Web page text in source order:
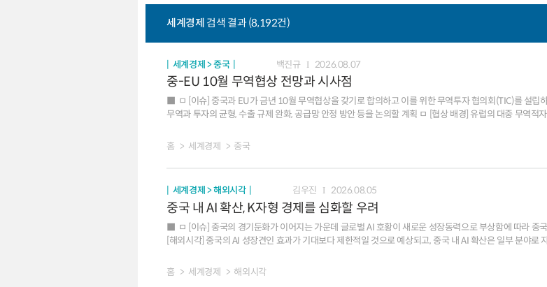
세계경제 검색 결과 (8,192건)
세계경제 > 중국 백진규 2026.08.07
중-EU 10월 무역협상 전망과 시사점
ㅁ [이슈] 중국과 EU가 금년 10월 무역협상을 갖기로 합의하고 이를 위한 무역투자 협의회(TIC)를 설립
무역과 투자의 균형, 수출 규제 완화, 공급망 안정 방안 등을 논의할 계획 ㅁ [협상 배경] 유럽의 대중 무역적자가 크게 확대되면서 산업경쟁력 약화, 고용 불안
5년간 2배 늘어났으며, 대중 전기차 상계관세 부과 등에도 불구하고 무역 불균형이 더욱 심화 ㅇ (산업경쟁
가격경쟁을 심화시키면서 관련 산업의 투자 위축과 고용 둔화 등이 가시화되어 이를 조정할 필요 ㅇ (중-
화학제품 등의 관세를 인상하고 기존의 철강 우회수출 통제와 전자상거래 규제 등도 강화할 전망 ㅇ (공급
안정 △과잉 보조금 문제 △지식재산권 보호 등은 타협이 어려워 금번 협상에서도 갈등 관리 수준에 그칠 가능성 - EU 내에서도 프랑스와 이탈리아 등이
강경 대응을 주장하나, 독일과 스페인 등은 신중한 입장이어서 사안별로 의견이 엇갈릴 소지 ㅁ [영향 및 시사점] 중국-EU간 무역격차가 다소 축소되겠으나,
유럽이 근본적인 대중 의존도를 해소하기는 어려워 앞으로도 양측이 견제와 협상을 반복할 가능성 ㅇ 중국의 산업고도화 등으로 유럽과의 제조수출 경쟁이
더욱 치열해지는 한편, 유럽의 대중 의존도도 지속되고 있어 금번 협상 이후에도 견제가 지속될 소지
홈 세계경제 중국
세계경제 > 해외시각 김우진 2026.08.05
중국 내 AI 확산, K자형 경제를 심화할 우려
ㅁ [이슈] 중국의 경기둔화가 이어지는 가운데 글로벌 AI 호황이 새로운 성장동력으로 부상함에 따라 중국
[해외시각] 중국의 AI 성장견인 효과가 기대보다 제한적일 것으로 예상되고, 중국 내 AI 확산은 일부 분야로
편중되면서 경제 전반에 총수요 회복을 이끌어내는 데는 역부족일 가능성
홈 세계경제 해외시각